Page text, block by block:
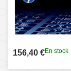
156,40 €En stock